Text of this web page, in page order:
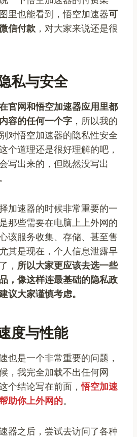
里也能看到，悟空加速器可
信付款 ，对大家来说还是很
私与安全
官网和悟空加速器应用里都
容的任何一个字 ，所以我的
对悟空加速器的隐私性安全
个道理还是很好理解的吧，
写出来的，但既然没写出
加速器的时候非常重要的一
那些需要在电脑上上外网的
该服务收集、存储、甚至售
其是现在，个人信息泄露早
， 所以大家更应该去选一些
，像这样连最基础的隐私政
议大家谨慎考虑。
度与性能
也是一个非常重要的问题，
，我完全加载不出任何网
个结论写在前面，悟空加速
助你上外网的。
器之后，尝试去访问了各种